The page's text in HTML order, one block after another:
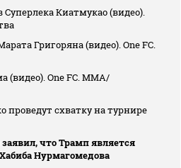
Киатмукао (видео).
Григоряна (видео). One FC.
(видео). One FC. MMA/
схватку на турнире
что Трамп является
Нурмагомедова